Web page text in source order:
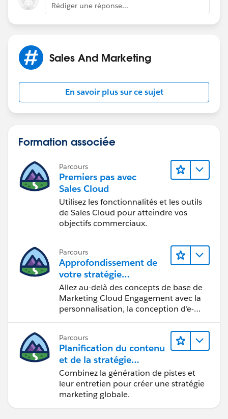
Rédiger une réponse...
Sales And Marketing
En savoir plus sur ce sujet
Formation associée
Parcours
Premiers pas avec
Sales Cloud
Utilisez les fonctionnalités et les outils
de Sales Cloud pour atteindre vos
objectifs commerciaux.
Parcours
Approfondissement de
votre stratégie
marketing
Allez au-delà des concepts de base de
Marketing Cloud Engagement avec la
personnalisation, la conception d’e-
Parcours
Planification du contenu
et de la stratégie
marketing avec
Marketing Cloud
Account Engagement
Combinez la génération de pistes et
leur entretien pour créer une stratégie
marketing globale.